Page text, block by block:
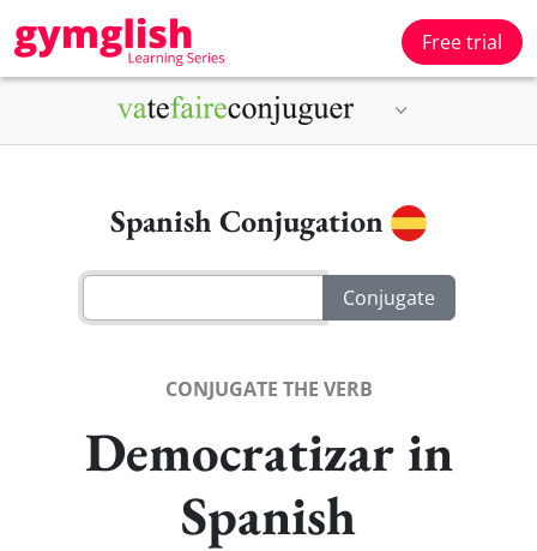
Free trial
Spanish Conjugation
CONJUGATE THE VERB
Democratizar in
Spanish